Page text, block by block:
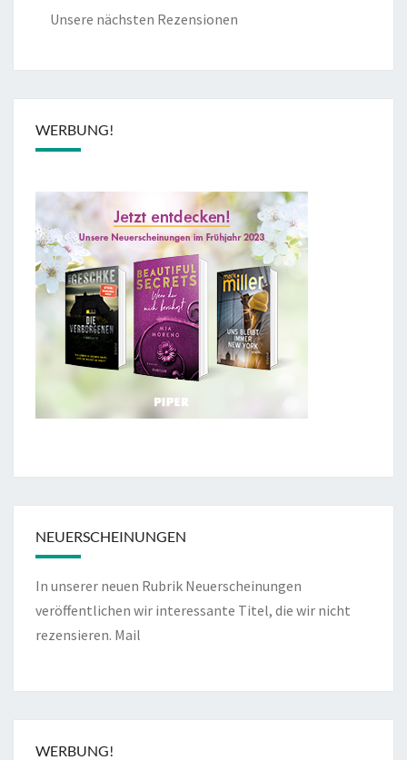
Unsere nächsten Rezensionen
WERBUNG!
NEUERSCHEINUNGEN
In unserer neuen Rubrik Neuerscheinungen
veröffentlichen wir interessante Titel, die wir nicht
rezensieren. Mail
WERBUNG!